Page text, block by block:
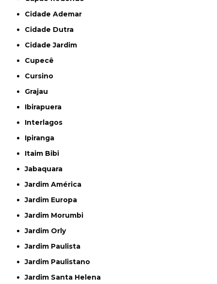
Cidade Ademar
Cidade Dutra
Cidade Jardim
Cupecê
Cursino
Grajau
Ibirapuera
Interlagos
Ipiranga
Itaim Bibi
Jabaquara
Jardim América
Jardim Europa
Jardim Morumbi
Jardim Orly
Jardim Paulista
Jardim Paulistano
Jardim Santa Helena